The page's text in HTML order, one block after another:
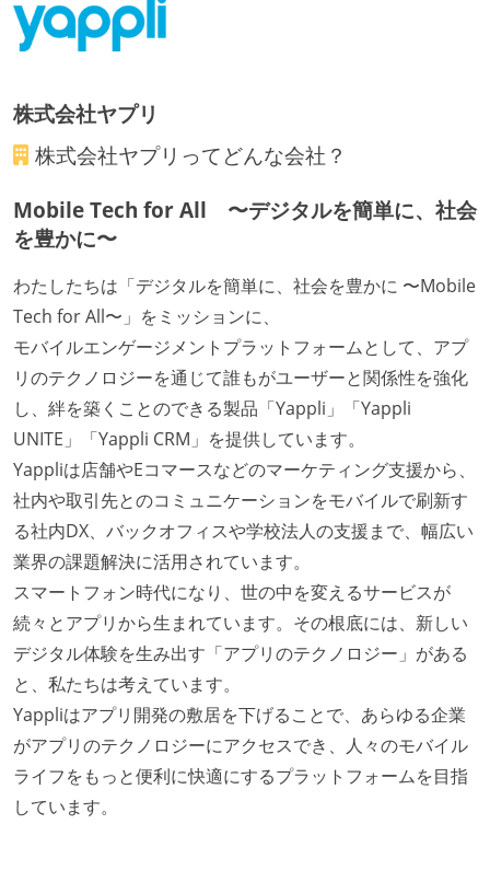
認できるようにしている
ほとんどのプロダクトコードに単体テストを記述、実
ほとんどの機能に受け入れテストを記述、実施してい
機能の実装と同時にテストコードを記述している
想定される複数環境での品質チェックを義務づけてい
る
アジャイル実践状況
1ヶ月以下の短い期間でのイテレーション開発を実践
している
デイリーでスタンドアップミーティング、またはそれ
に準じるチーム内の打ち合わせを行っている
イテレーションの最後などに、定期的にチームでふり
かえりミーティングを行っている
継続的なデプロイ（デリバリー）を行っている
ワークフローの整備
全てのコードをバージョン管理ツールで管理している
各メンバーが実装したコードのマージは Pull Request
ベースで行われる
自動（＝システム化され、1コマンドで実行できる）
ビルド、自動デプロイ環境が整備されている
コードによるインフラ構成管理（Infrastructure as
株式会社ヤプリ
株式会社ヤプリ ってどんな会社？
Mobile Tech for All 〜デジタルを簡単に、社会
を豊かに〜
わたしたちは「デジタルを簡単に、社会を豊かに 〜Mobile
Tech for All〜」をミッションに、
モバイルエンゲージメントプラットフォームとして、アプ
リのテクノロジーを通じて誰もがユーザーと関係性を強化
し、絆を築くことのできる製品「Yappli」「Yappli
UNITE」「Yappli CRM」を提供しています。
Yappliは店舗やEコマースなどのマーケティング支援から、
社内や取引先とのコミュニケーションをモバイルで刷新す
る社内DX、バックオフィスや学校法人の支援まで、幅広い
業界の課題解決に活用されています。
スマートフォン時代になり、世の中を変えるサービスが
続々とアプリから生まれています。その根底には、新しい
デジタル体験を生み出す「アプリのテクノロジー」がある
と、私たちは考えています。
Yappliはアプリ開発の敷居を下げることで、あらゆる企業
がアプリのテクノロジーにアクセスでき、人々のモバイル
ライフをもっと便利に快適にするプラットフォームを目指
しています。